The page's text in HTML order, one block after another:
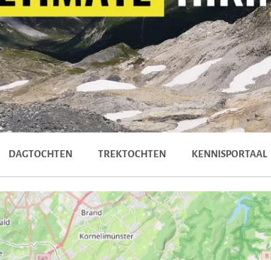
DAGTOCHTEN TREKTOCHTEN KENNISPORTAAL